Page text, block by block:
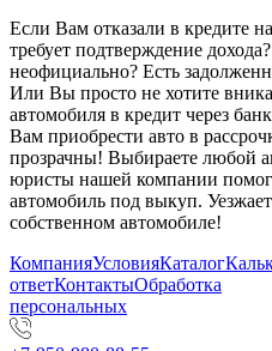
Если Вам отказали в кредите
требует подтверждение
неофициально? Есть
Или Вы просто не хотите
автомобиля в кредит через
Вам приобрести авто в
прозрачны! Выбираете любой
юристы нашей компании
автомобиль под выкуп.
собственном автомобиле!
КомпанияУсловияКаталог
ответКонтактыОбработка
персональных